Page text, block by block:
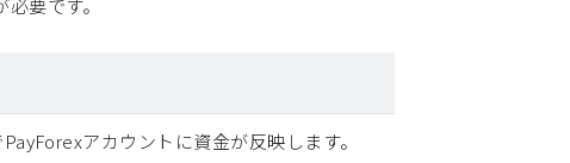
要です。
アカウントに資金が反映します。